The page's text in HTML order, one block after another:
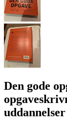
Den gode
uddannelser